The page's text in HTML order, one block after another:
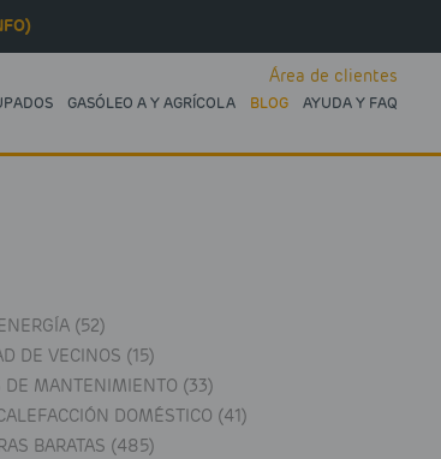
GASÓLEO A Y AGRÍCOLA BLOG AYUDA Y FAQ
Área de clientes
(52)
DE VECINOS (15)
DE MANTENIMIENTO (33)
DOMÉSTICO (41)
BARATAS (485)